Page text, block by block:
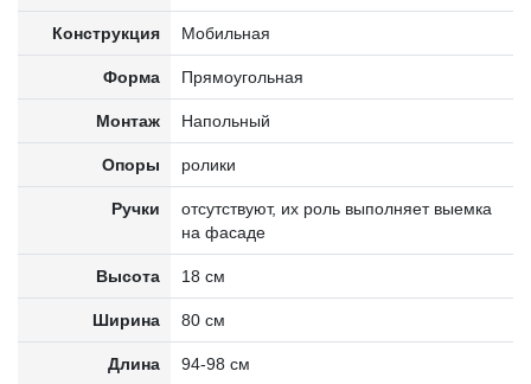
Конструкция Мобильная
Форма Прямоугольная
Монтаж Напольный
Опоры ролики
Ручки
отсутствуют, их роль выполняет выемка
на фасаде
Высота 18 см
Ширина 80 см
Длина 94-98 см